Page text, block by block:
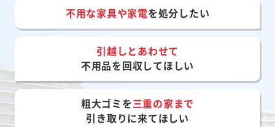
不用な家具や家電を処分したい
引越しとあわせて
不用品を回収してほしい
粗大ゴミを三重の家まで
引き取りに来てほしい